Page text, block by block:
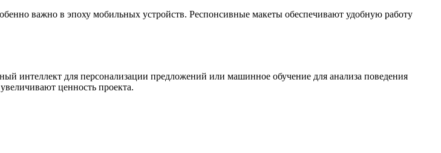
важно в эпоху мобильных устройств. Респонсивные макеты обеспечивают удобную работу
интеллект для персонализации предложений или машинное обучение для анализа поведения
ценность проекта.